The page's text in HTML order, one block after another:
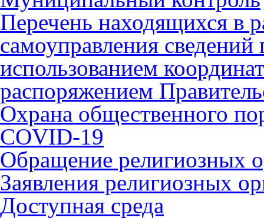
Перечень находящихся в
самоуправления
использованием
распоряжением
Охрана общественного
COVID-19
Обращение религиозных
Заявления религиозных
Доступная среда